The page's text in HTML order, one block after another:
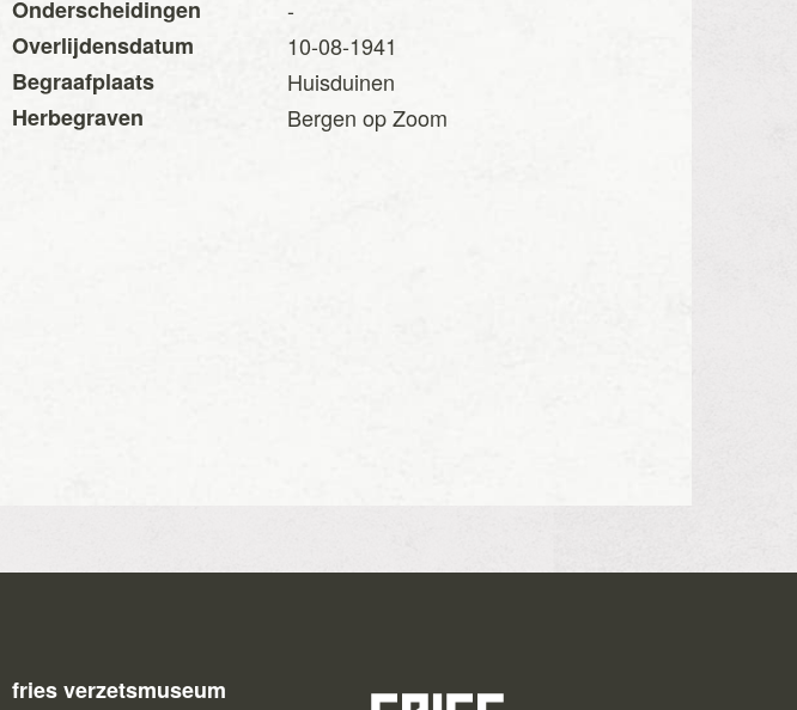
Onderscheidingen
-
Overlijdensdatum
10-08-1941
Begraafplaats
Huisduinen
Herbegraven
Bergen op Zoom
fries verzetsmuseum